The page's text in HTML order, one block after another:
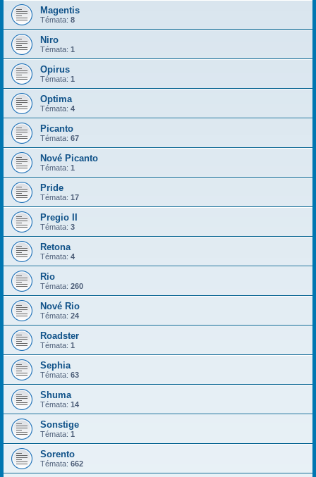
Magentis
Témata: 8
Niro
Témata: 1
Opirus
Témata: 1
Optima
Témata: 4
Picanto
Témata: 67
Nové Picanto
Témata: 1
Pride
Témata: 17
Pregio II
Témata: 3
Retona
Témata: 4
Rio
Témata: 260
Nové Rio
Témata: 24
Roadster
Témata: 1
Sephia
Témata: 63
Shuma
Témata: 14
Sonstige
Témata: 1
Sorento
Témata: 662